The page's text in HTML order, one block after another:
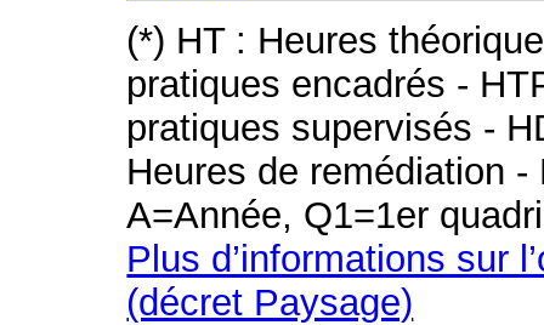
(*) HT : Heures
pratiques encadrés -
pratiques supervisés -
Heures de remédiation
A=Année, Q1=1er
Plus d’informations sur
(décret Paysage)